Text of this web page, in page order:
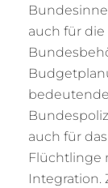
auch für
auch für
Flüchtlinge
Integration.